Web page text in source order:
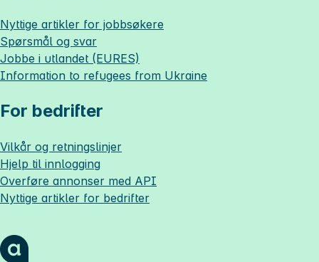
Nyttige artikler for jobbsøkere
Spørsmål og svar
Jobbe i utlandet (EURES)
Information to refugees from Ukraine
For bedrifter
Vilkår og retningslinjer
Hjelp til innlogging
Overføre annonser med API
Nyttige artikler for bedrifter